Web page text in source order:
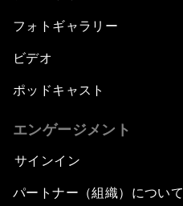
フォトギャラリー
ビデオ
ポッドキャスト
エンゲージメント
サインイン
パートナー（組織）について